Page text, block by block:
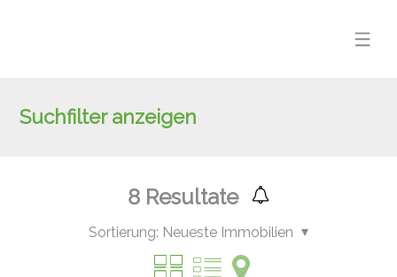
Suchfilter anzeigen
8Resultate
Sortierung: Neueste Immobilien